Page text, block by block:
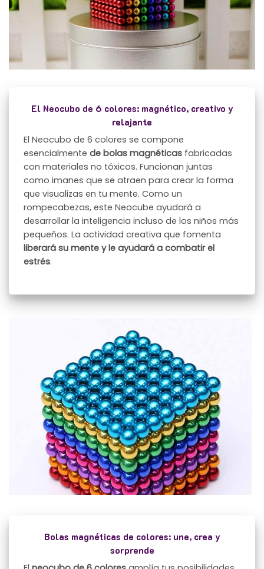
El Neocubo de 6 colores: magnético, creativo y
relajante
El Neocubo de 6 colores se compone
esencialmentede bolas magnéticas fabricadas
con materiales no tóxicos. Funcionan juntas
como imanes que se atraen para crear la forma
que visualizas en tu mente. Como un
rompecabezas, este Neocube ayudará a
desarrollar la inteligencia incluso de los niños más
pequeños. La actividad creativa que fomenta
liberará su mente y le ayudará a combatir el
estrés.
Bolas magnéticas de colores: une, crea y
sorprende